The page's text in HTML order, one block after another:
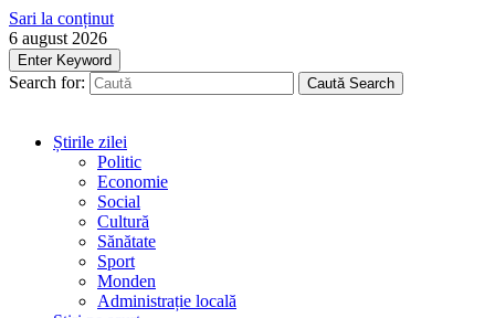
Sari la conținut
6 august 2026
Enter Keyword
Search for: Caută Search
Știrile zilei
Politic
Economie
Social
Cultură
Sănătate
Sport
Monden
Administrație locală